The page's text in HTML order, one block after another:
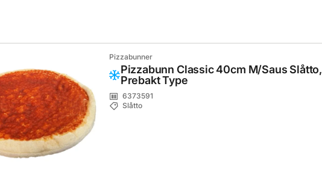
Pizzabunner
Pizzabunn Classic 40cm M/Saus Slåtto,
Prebakt Type
6373591
Slåtto